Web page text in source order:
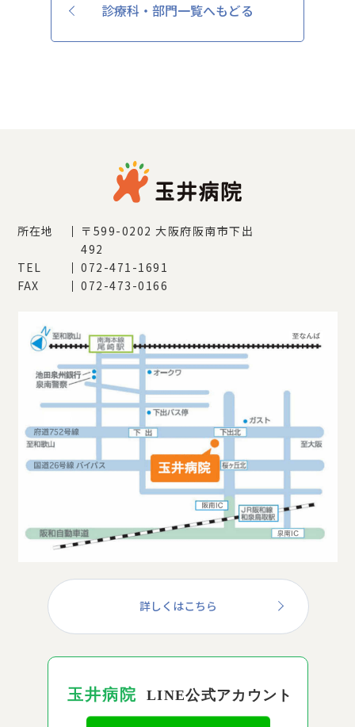
診療科・部門一覧へもどる
所在地 〒599-0202 大阪府阪南市下出
492
TEL
072-471-1691
FAX
072-473-0166
詳しくはこちら